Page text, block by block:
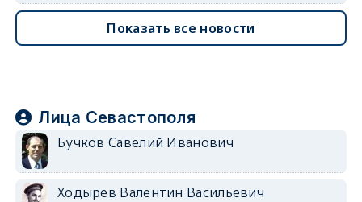
Показать все новости
Лица Севастополя
Бучков Савелий Иванович
Ходырев Валентин Васильевич